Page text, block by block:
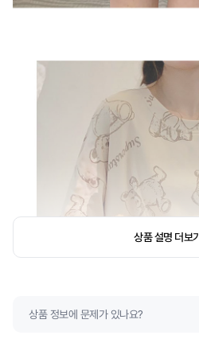
상품 설명 더보기
상품 정보에 문제가 있나요?